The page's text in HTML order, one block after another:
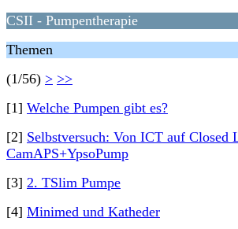
CSII - Pumpentherapie
Themen
(1/56) > >>
[1] Welche Pumpen gibt es?
[2] Selbstversuch: Von ICT auf Closed
CamAPS+YpsoPump
[3] 2. TSlim Pumpe
[4] Minimed und Katheder